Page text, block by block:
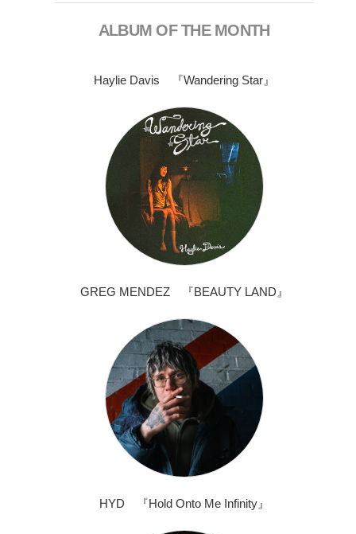
ALBUM OF THE MONTH
Haylie Davis 『Wandering Star』
GREG MENDEZ 『BEAUTY LAND』
HYD 『Hold Onto Me Infinity』